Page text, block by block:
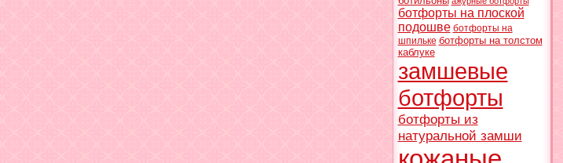
ботфорты на плоской
подошве ботфорты на
шпильке ботфорты на толстом
каблуке
замшевые
ботфорты
ботфорты из
натуральной замши